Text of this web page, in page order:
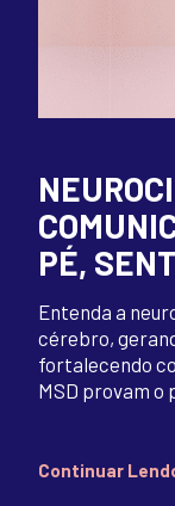
PÉ,
Entenda a
cérebro,
fortalecendo
MSD provam o
Continuar